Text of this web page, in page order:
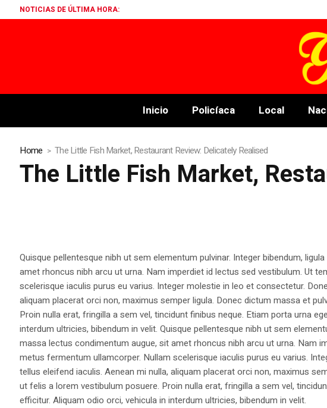
NOTICIAS DE ÚLTIMA HORA:
Inicio Policíaca Local
Home The Little Fish Market, Restaurant Review: Delicately Realised
The Little Fish Market,
Quisque pellentesque nibh ut sem elementum pulvinar. Integer bibendum,
amet rhoncus nibh arcu ut urna. Nam imperdiet id lectus sed vestibulum. Ut
scelerisque iaculis purus eu varius. Integer molestie in leo et consectetur.
aliquam placerat orci non, maximus semper ligula. Donec dictum massa et
Proin nulla erat, fringilla a sem vel, tincidunt finibus neque. Etiam porta urna
interdum ultricies, bibendum in velit. Quisque pellentesque nibh ut sem
massa lectus condimentum augue, sit amet rhoncus nibh arcu ut urna. Nam
metus fermentum ullamcorper. Nullam scelerisque iaculis purus eu varius.
tellus eleifend iaculis. Aenean mi nulla, aliquam placerat orci non, maximus
ut felis a lorem vestibulum posuere. Proin nulla erat, fringilla a sem vel,
efficitur. Aliquam odio orci, vehicula in interdum ultricies, bibendum in velit.